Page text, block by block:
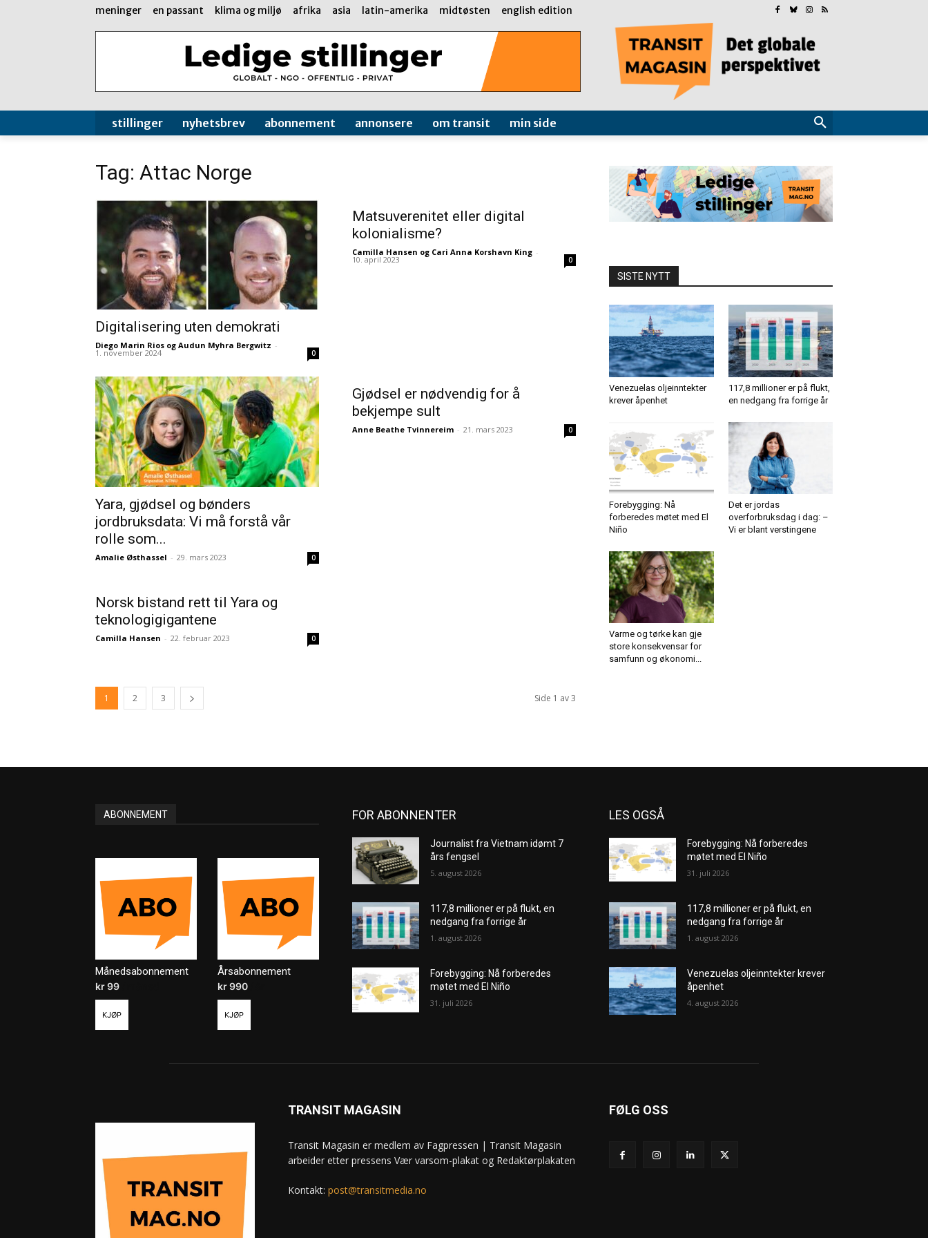
meninger en passant klima og miljø afrika asia latin-amerika midtøsten english edition
stillinger nyhetsbrev abonnement annonsere om transit min side
Tag: Attac Norge
Digitalisering uten demokrati
Diego Marin Rios og Audun Myhra Bergwitz -
1. november 2024 0
Matsuverenitet eller digital
kolonialisme?
Camilla Hansen og Cari Anna Korshavn King -
10. april 2023 0
Yara, gjødsel og bønders
jordbruksdata: Vi må forstå vår
rolle som...
Amalie Østhassel - 29. mars 2023 0
Gjødsel er nødvendig for å
bekjempe sult
Anne Beathe Tvinnereim - 21. mars 2023 0
Norsk bistand rett til Yara og
teknologigigantene
Camilla Hansen - 22. februar 2023 0
1 2 3 Side 1 av 3
SISTE NYTT
Venezuelas oljeinntekter
krever åpenhet
117,8 millioner er på flukt,
en nedgang fra forrige år
Forebygging: Nå
forberedes møtet med El
Niño
Det er jordas
overforbruksdag i dag: –
Vi er blant verstingene
Varme og tørke kan gje
store konsekvensar for
samfunn og økonomi...
ABONNEMENT
Månedsabonnement
kr99
KJØP
Årsabonnement
kr990
KJØP
FOR ABONNENTER
Journalist fra Vietnam idømt 7
års fengsel
5. august 2026
117,8 millioner er på flukt, en
nedgang fra forrige år
1. august 2026
Forebygging: Nå forberedes
møtet med El Niño
31. juli 2026
LES OGSÅ
Forebygging: Nå forberedes
møtet med El Niño
31. juli 2026
117,8 millioner er på flukt, en
nedgang fra forrige år
1. august 2026
Venezuelas oljeinntekter krever
åpenhet
4. august 2026
TRANSIT MAGASIN
Transit Magasin er medlem av Fagpressen | Transit Magasin
arbeider etter pressens Vær varsom-plakat og Redaktørplakaten
Kontakt: post@transitmedia.no
FØLG OSS